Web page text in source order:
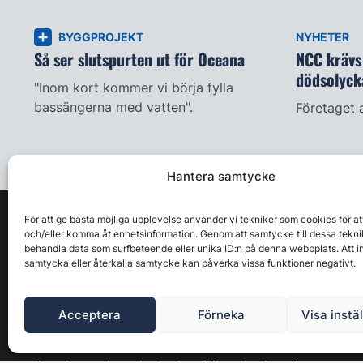
Hantera samtycke
För att ge bästa möjliga upplevelse använder vi tekniker som cookies för
och/eller komma åt enhetsinformation. Genom att samtycke till dessa
behandla data som surfbeteende eller unika ID:n på denna webbplats. Att
samtycka eller återkalla samtycke kan påverka vissa funktioner negativt.
Acceptera Förneka Visa
BYGGPROJEKT
Så ser slutspurten ut för Oceana
"Inom kort kommer vi börja fylla
bassängerna med vatten".
NYHETER
NCC
Företaget